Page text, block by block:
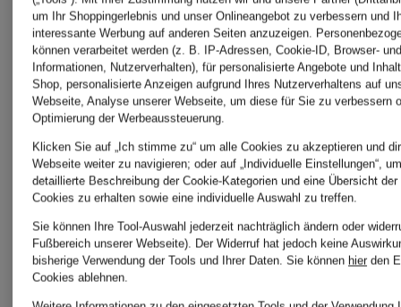
um Ihr Shoppingerlebnis und unser Onlineangebot zu verbessern und
interessante Werbung auf anderen Seiten anzuzeigen.
können verarbeitet werden (z. B. IP-Adressen, Cookie-ID, Browser-
Informationen, Nutzerverhalten), für personalisierte Angebote und
Shop, personalisierte Anzeigen aufgrund Ihres Nutzerverhaltens auf
Webseite, Analyse unserer Webseite, um diese für Sie zu verbessern
Optimierung der Werbeaussteuerung.
Klicken Sie auf „Ich stimme zu“ um alle Cookies zu akzeptieren und
Webseite weiter zu navigieren; oder auf „Individuelle Einstellungen“,
detaillierte Beschreibung der Cookie-Kategorien und eine Übersicht
Cookies zu erhalten sowie eine individuelle Auswahl zu treffen.
Sie können Ihre Tool-Auswahl jederzeit nachträglich ändern oder
Fußbereich unserer Webseite). Der Widerruf hat jedoch keine
bisherige Verwendung der Tools und Ihrer Daten. Sie können hier den
Cookies ablehnen.